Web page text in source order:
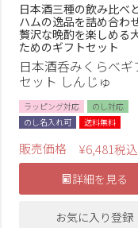
日本酒三種の飲み比べ
ハムの逸品を詰め合わ
贅沢な晩酌を楽しめる
ためのギフトセット
日本酒呑みくらべギ
セット しんじゅ
ラッピング対応
のし対応
のし名入れ可
送料無料
販売価格 ¥6,481税込
詳細を見る
お気に入り登録